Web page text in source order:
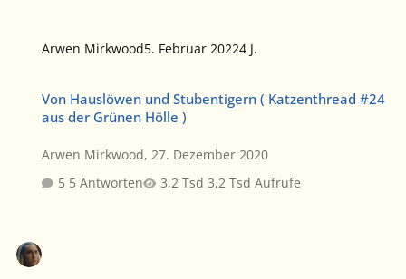
Arwen Mirkwood5. Februar 20224 J.
Von Hauslöwen und Stubentigern ( Katzenthread #24
aus der Grünen Hölle )
Arwen Mirkwood,27. Dezember 2020
5 Antworten
3,2 Tsd Aufrufe